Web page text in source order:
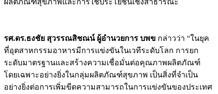
รศ.ดร.ธงชัย สุวรรณสิชณน์ ผู้อำนวยการ บพข กล่าวว่า “ในยุค
ที่อุตสาหกรรมอาหารมีการแข่งขันในเวทีระดับโลก การยก
ระดับมาตรฐานและสร้างความเชื่อมั่นต่อคุณภาพผลิตภัณฑ์
โดยเฉพาะอย่างยิ่งในกลุ่มผลิตภัณฑ์สุขภาพ เป็นสิ่งที่จำเป็น
อย่างยิ่งต่อการเพิ่มขีดความสามารถในการแข่งขันของประเทศ